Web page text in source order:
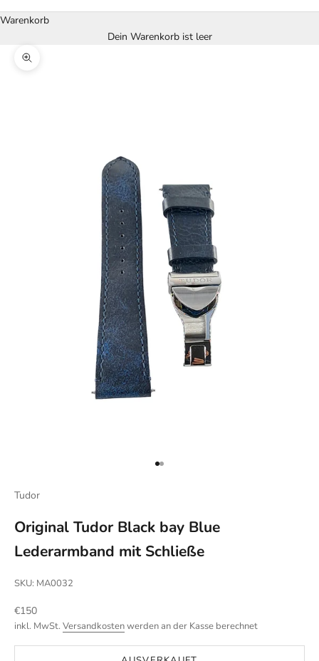
Warenkorb
Dein Warenkorb ist leer
Bild vergrößern
Gehe zu Element 1
Gehe zu Element 2
Tudor
Original Tudor Black bay Blue
Lederarmband mit Schließe
SKU: MA0032
Angebot
€150
inkl. MwSt. Versandkostenwerden an der Kasse berechnet